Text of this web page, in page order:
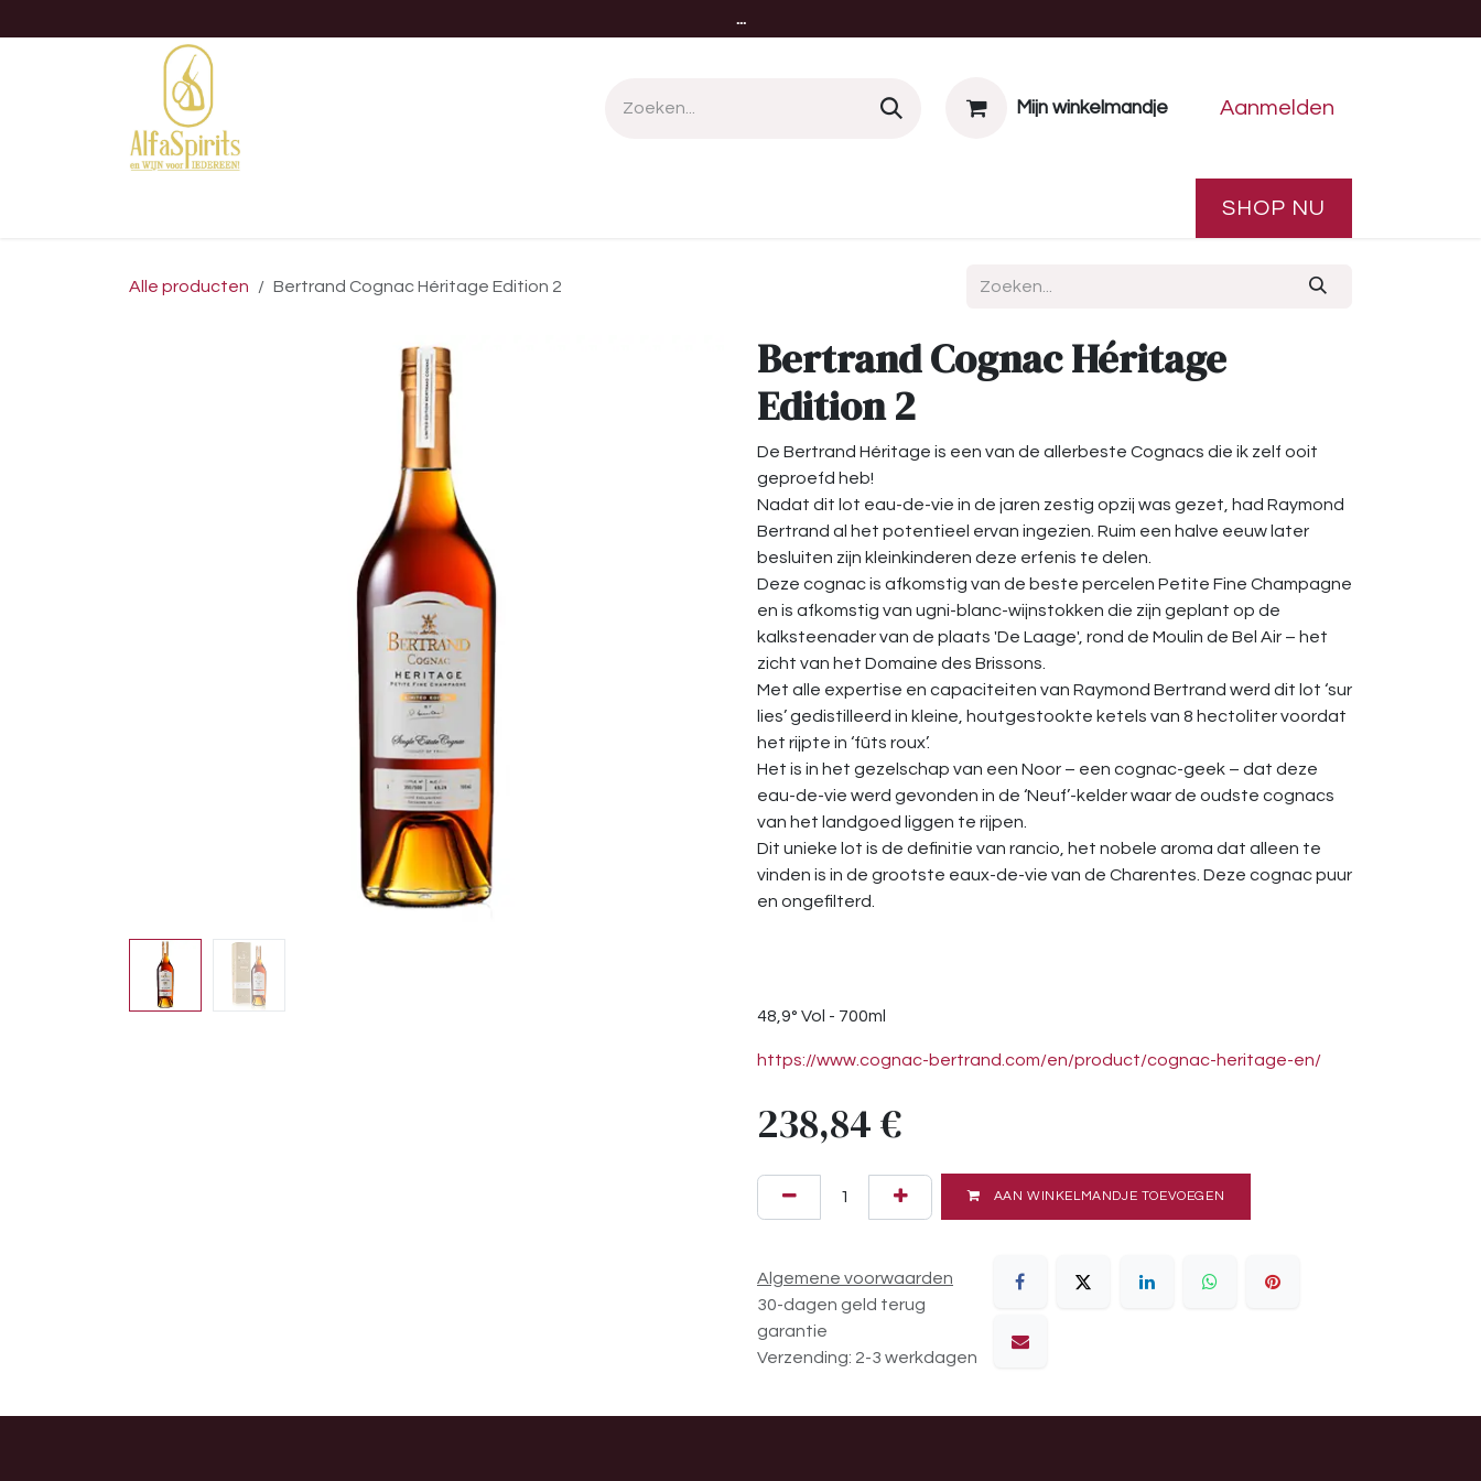
...
Mijn winkelmandje Aanmelden
Drankenbuffet
SHOP NU
Alle producten Bertrand Cognac Héritage Edition 2
Bertrand Cognac Héritage
Edition 2
De Bertrand Héritage is een van de allerbeste Cognacs die ik zelf ooit
geproefd heb!
Nadat dit lot eau-de-vie in de jaren zestig opzij was gezet, had Raymond
Bertrand al het potentieel ervan ingezien. Ruim een ​​halve eeuw later
besluiten zijn kleinkinderen deze erfenis te delen.
Deze cognac is afkomstig van de beste percelen Petite Fine Champagne
en is afkomstig van ugni-blanc-wijnstokken die zijn geplant op de
kalksteenader van de plaats 'De Laage', rond de Moulin de Bel Air – het
zicht van het Domaine des Brissons.
Met alle expertise en capaciteiten van Raymond Bertrand werd dit lot ‘sur
lies’ gedistilleerd in kleine, houtgestookte ketels van 8 hectoliter voordat
het rijpte in ‘fûts roux’.
Het is in het gezelschap van een Noor – een cognac-geek – dat deze
eau-de-vie werd gevonden in de ‘Neuf’-kelder waar de oudste cognacs
van het landgoed liggen te rijpen.
Dit unieke lot is de definitie van rancio, het nobele aroma dat alleen te
vinden is in de grootste eaux-de-vie van de Charentes. Deze cognac puur
en ongefilterd.
48,9° Vol - 700ml
https://www.cognac-bertrand.com/en/product/cognac-heritage-en/
238,84€
AAN WINKELMANDJE TOEVOEGEN
Algemene voorwaarden
30-dagen geld terug
garantie
Verzending: 2-3 werkdagen